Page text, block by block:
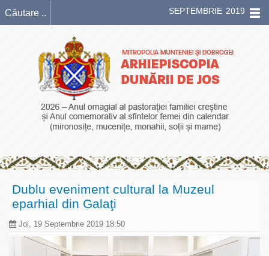
SEPTEMBRIE 2019
Dublu eveniment cultural la Muzeul
eparhial din Galaţi
Joi, 19 Septembrie 2019 18:50